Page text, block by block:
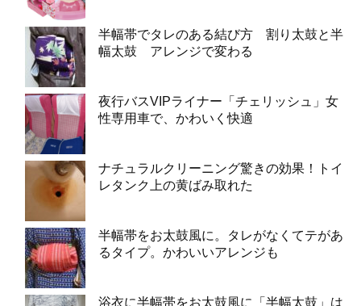
半幅帯でタレのある結び方 割り太鼓と半
幅太鼓 アレンジで変わる
夜行バスVIPライナー「チェリッシュ」女
性専用車で、かわいく快適
ナチュラルクリーニング驚きの効果！トイ
レタンク上の黄ばみ取れた
半幅帯をお太鼓風に。タレがなくてテがあ
るタイプ。かわいいアレンジも
浴衣に半幅帯をお太鼓風に「半幅太鼓」は